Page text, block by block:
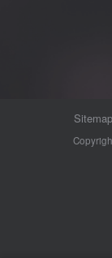
Sitemap